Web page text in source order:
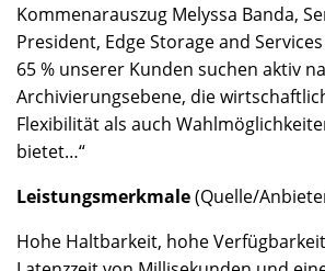
Kommenarauszug Melyssa Banda,
President, Edge Storage and
65 % unserer Kunden suchen aktiv
Archivierungsebene, die
Flexibilität als auch
bietet…“
Leistungsmerkmale(Quelle/
Hohe Haltbarkeit, hohe